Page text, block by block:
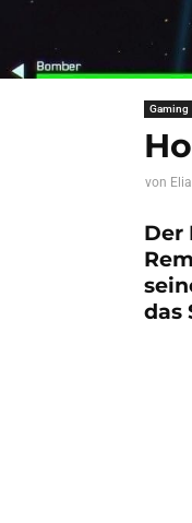
Gaming
von
Der
das